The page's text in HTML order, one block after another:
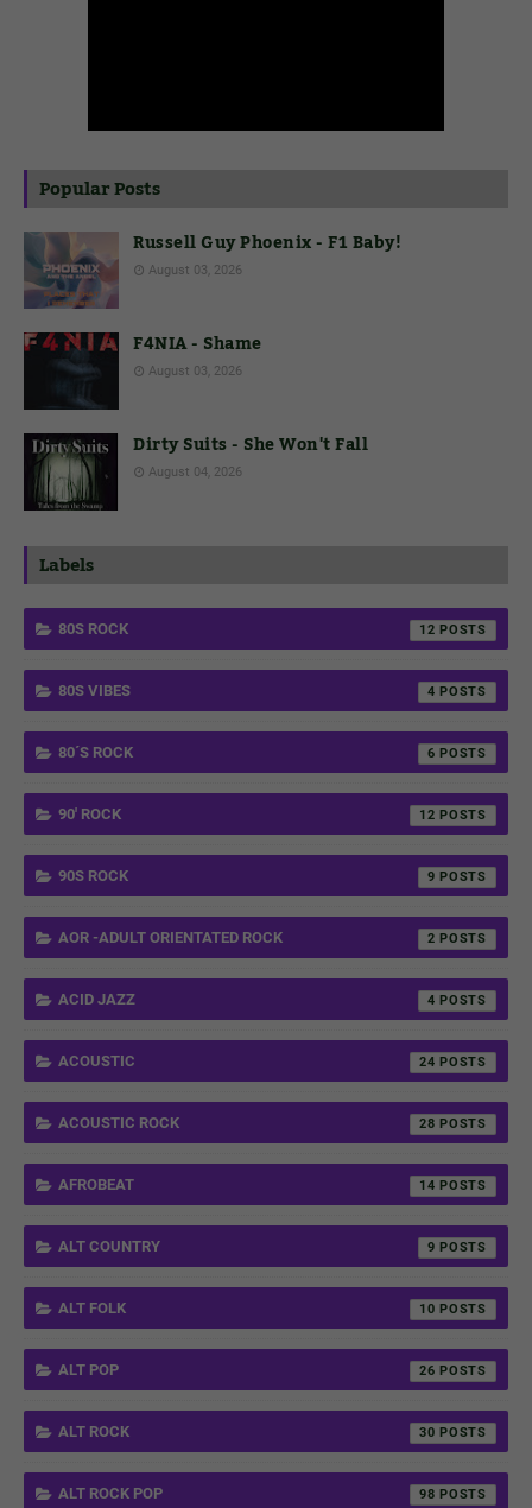
Popular Posts
Russell Guy Phoenix - F1 Baby!
August 03, 2026
F4NIA - Shame
August 03, 2026
Dirty Suits - She Won't Fall
August 04, 2026
Labels
80S ROCK 12
80S VIBES 4
80´S ROCK 6
90' ROCK 12
90S ROCK 9
AOR -ADULT ORIENTATED ROCK 2
ACID JAZZ 4
ACOUSTIC 24
ACOUSTIC ROCK 28
AFROBEAT 14
ALT COUNTRY 9
ALT FOLK 10
ALT POP 26
ALT ROCK 30
ALT ROCK POP 98